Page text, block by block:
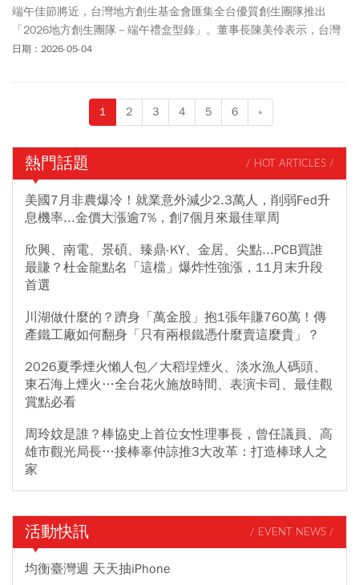
端午佳節將近，台灣地方創生基金會匯集全台優質創生團隊推出
「2026地方創生團隊－端午禮盒型錄」。董事長陳美伶表示，台灣
地方創生基金會平台上的夥伴們，精心準備端午節送禮、自用兩相
融入各式精美禮盒中，為企業採購與民眾送禮提供兼具美感、溫度
與永續價值的全新選擇。
日期：2026-05-04
1 2 3 4 5 6 »
熱門話題 / HOT ARTICLES /
美國7月非農爆冷！就業意外減少2.3萬人，削弱Fed升
息機率...金價大漲逾7%，創7個月來最佳單周
欣興、南電、景碩、臻鼎-KY、金居、尖點...PCB買誰
最賺？杜金龍點名「這檔」爆炸性強漲，11月末升段
首選
川湖做什麼的？躋身「萬金股」抱1張年賺760萬！傳
產鐵工廠如何翻身「只有兩根鐵憑什麼賣這麼貴」？
2026夏季煙火懶人包／大稻埕煙火、淡水漁人碼頭、
東石海上煙火…全台花火施放時間、表演卡司、最佳觀
賞點必看
周玲妏是誰？棒協史上首位女性理事長，曾任議員、高
雄市觀光局長…接棒辜仲諒推3大改革：打造棒球人之
家
活動快訊 / EVENT NEWS /
均衡臺灣週 天天抽iPhone